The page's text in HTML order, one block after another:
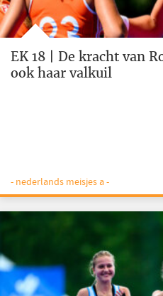
EK 18 | De kracht van
ook haar valkuil
- nederlands meisjes a -